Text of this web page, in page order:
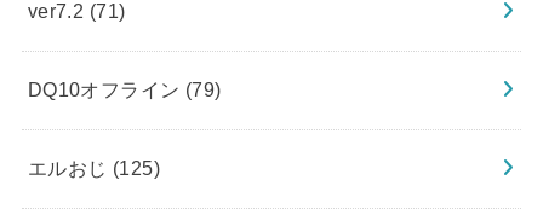
ver7.2 (71)
DQ10オフライン (79)
エルおじ (125)